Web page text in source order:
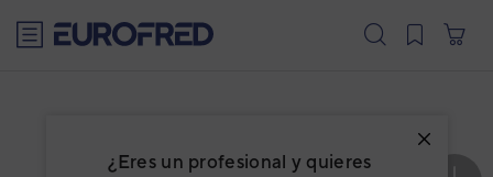
¿Eres un profesional y quieres